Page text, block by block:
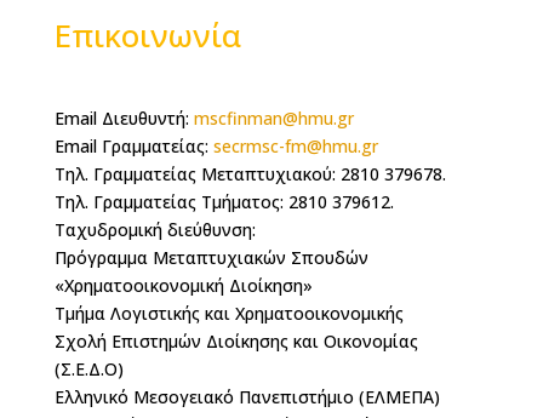
Επικοινωνία
Email Διευθυντή: mscfinman@hmu.gr
Email Γραμματείας: secrmsc-fm@hmu.gr
Τηλ. Γραμματείας Μεταπτυχιακού: 2810 379678.
Τηλ. Γραμματείας Τμήματος: 2810 379612.
Ταχυδρομική διεύθυνση:
Πρόγραμμα Μεταπτυχιακών Σπουδών
«Χρηματοοικονομική Διοίκηση»
Τμήμα Λογιστικής και Χρηματοοικονομικής
Σχολή Επιστημών Διοίκησης και Οικονομίας
(Σ.Ε.Δ.Ο)
Ελληνικό Μεσογειακό Πανεπιστήμιο (ΕΛΜΕΠΑ)